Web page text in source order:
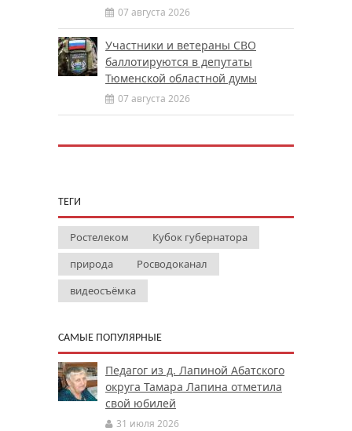
07 августа 2026
Участники и ветераны СВО
баллотируются в депутаты
Тюменской областной думы
07 августа 2026
ТЕГИ
Ростелеком
Кубок губернатора
природа
Росводоканал
видеосъёмка
САМЫЕ ПОПУЛЯРНЫЕ
Педагог из д. Лапиной Абатского
округа Тамара Лапина отметила
свой юбилей
31 июля 2026